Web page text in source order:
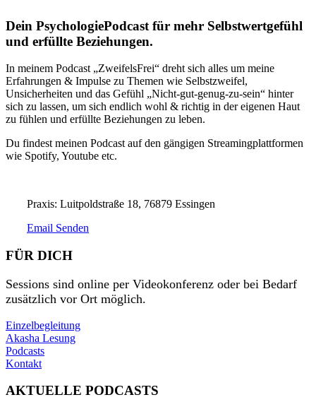
Dein PsychologiePodcast für mehr Selbstwertgefühl
und erfüllte Beziehungen.
In meinem Podcast „ZweifelsFrei“ dreht sich alles um meine
Erfahrungen & Impulse zu Themen wie Selbstzweifel,
Unsicherheiten und das Gefühl „Nicht-gut-genug-zu-sein“ hinter
sich zu lassen, um sich endlich wohl & richtig in der eigenen Haut
zu fühlen und erfüllte Beziehungen zu leben.
Du findest meinen Podcast auf den gängigen Streamingplattformen
wie Spotify, Youtube etc.
Praxis: Luitpoldstraße 18, 76879 Essingen
Email Senden
FÜR DICH
Sessions sind online per Videokonferenz oder bei Bedarf
zusätzlich vor Ort möglich.
Einzelbegleitung
Akasha Lesung
Podcasts
Kontakt
AKTUELLE PODCASTS